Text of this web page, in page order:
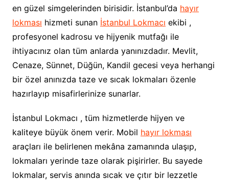
en güzel simgelerinden birisidir. İstanbul’da hayır
lokması hizmeti sunan İstanbul Lokmacı ekibi ,
profesyonel kadrosu ve hijyenik mutfağı ile
ihtiyacınız olan tüm anlarda yanınızdadır. Mevlit,
Cenaze, Sünnet, Düğün, Kandil gecesi veya herhangi
bir özel anınızda taze ve sıcak lokmaları özenle
hazırlayıp misafirlerinize sunarlar.
İstanbul Lokmacı , tüm hizmetlerde hijyen ve
kaliteye büyük önem verir. Mobil hayır lokması
araçları ile belirlenen mekâna zamanında ulaşıp,
lokmaları yerinde taze olarak pişirirler. Bu sayede
lokmalar, servis anında sıcak ve çıtır bir lezzetle